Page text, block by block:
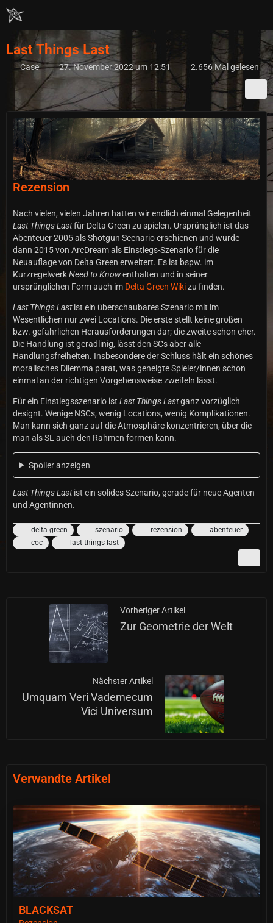
Last Things Last
Case 27. November 2022 um 12:51 2.656 Mal gelesen
Rezension
Nach vielen, vielen Jahren hatten wir endlich einmal Gelegenheit
Last Things Lastfür Delta Green zu spielen. Ursprünglich ist das
Abenteuer 2005 als Shotgun Scenario erschienen und wurde
dann 2015 von ArcDream als Einstiegs-Szenario für die
Neuauflage von Delta Green erweitert. Es ist bspw. im
KurzregelwerkNeed to Knowenthalten und in seiner
ursprünglichen Form auch im Delta Green Wikizu finden.
Last Things Lastist ein überschaubares Szenario mit im
Wesentlichen nur zwei Locations. Die erste stellt keine großen
bzw. gefährlichen Herausforderungen dar; die zweite schon eher.
Die Handlung ist geradlinig, lässt den SCs aber alle
Handlungsfreiheiten. Insbesondere der Schluss hält ein schönes
moralisches Dilemma parat, was geneigte Spieler/innen schon
einmal an der richtigen Vorgehensweise zweifeln lässt.
Für ein Einstiegsszenario ist Last Things Lastganz vorzüglich
designt. Wenige NSCs, wenig Locations, wenig Komplikationen.
Man kann sich ganz auf die Atmosphäre konzentrieren, über die
man als SL auch den Rahmen formen kann.
Spoiler anzeigen
Last Things Lastist ein solides Szenario, gerade für neue Agenten
und Agentinnen.
delta green szenario rezension
abenteuer
coc
last things last
Vorheriger Artikel
Zur Geometrie der Welt
Nächster Artikel
Umquam Veri Vademecum
Vici Universum
Verwandte Artikel
BLACKSAT